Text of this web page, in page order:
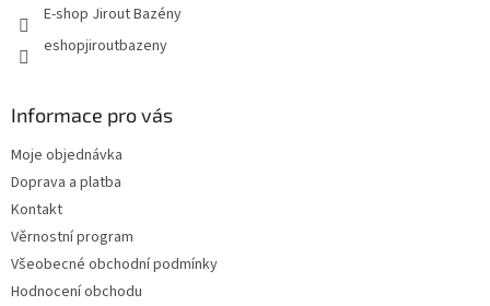
E-shop Jirout Bazény
eshopjiroutbazeny
Informace pro vás
Moje objednávka
Doprava a platba
Kontakt
Věrnostní program
Všeobecné obchodní podmínky
Hodnocení obchodu